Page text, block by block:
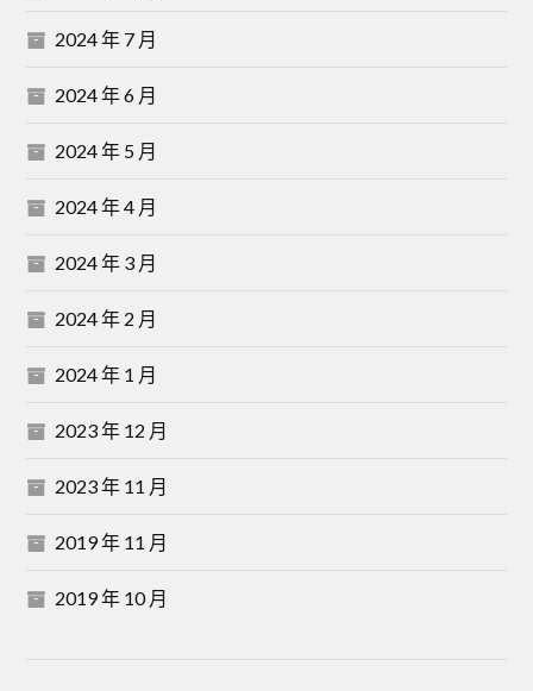
2024 年 7 月
2024 年 6 月
2024 年 5 月
2024 年 4 月
2024 年 3 月
2024 年 2 月
2024 年 1 月
2023 年 12 月
2023 年 11 月
2019 年 11 月
2019 年 10 月